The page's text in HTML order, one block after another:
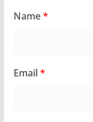
Name*
Email*